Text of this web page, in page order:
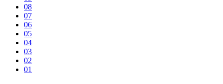
08
07
06
05
04
03
02
01